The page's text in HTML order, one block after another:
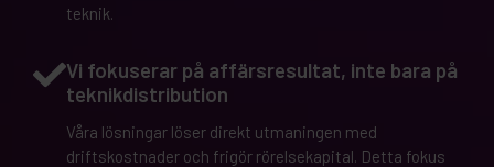
teknik.
Vi fokuserar på affärsresultat, inte bara på
teknikdistribution
Våra lösningar löser direkt utmaningen med
driftskostnader och frigör rörelsekapital. Detta fokus